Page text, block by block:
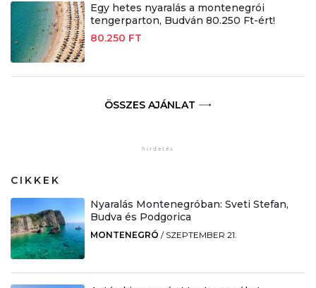
Egy hetes nyaralás a montenegrói
tengerparton, Budván 80.250 Ft-ért!
80.250 FT
ÖSSZES AJÁNLAT
CIKKEK
Nyaralás Montenegróban: Sveti Stefan,
Budva és Podgorica
MONTENEGRÓ / SZEPTEMBER 21.